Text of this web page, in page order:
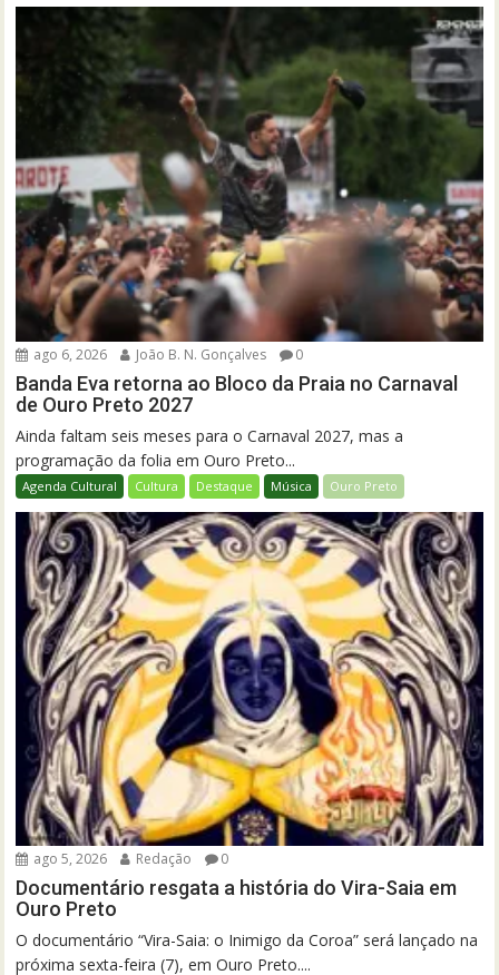
ago 6, 2026 João B. N. Gonçalves 0
Banda Eva retorna ao Bloco da Praia no Carnaval
de Ouro Preto 2027
Ainda faltam seis meses para o Carnaval 2027, mas a
programação da folia em Ouro Preto...
Agenda Cultural Cultura Destaque Música Ouro Preto
ago 5, 2026 Redação 0
Documentário resgata a história do Vira-Saia em
Ouro Preto
O documentário “Vira-Saia: o Inimigo da Coroa” será lançado na
próxima sexta-feira (7), em Ouro Preto....